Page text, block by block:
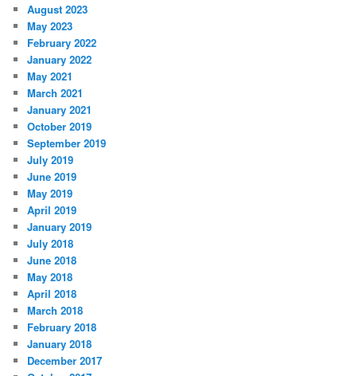
August 2023
May 2023
February 2022
January 2022
May 2021
March 2021
January 2021
October 2019
September 2019
July 2019
June 2019
May 2019
April 2019
January 2019
July 2018
June 2018
May 2018
April 2018
March 2018
February 2018
January 2018
December 2017